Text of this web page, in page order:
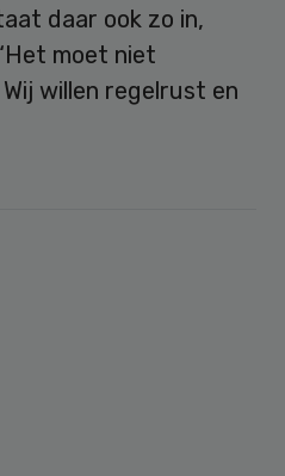
daar ook zo in,
moet niet
willen regelrust en